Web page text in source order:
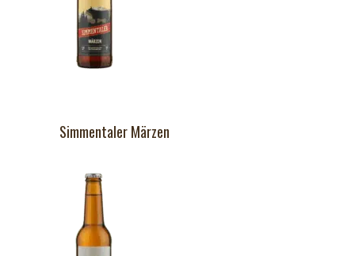
Simmentaler Märzen